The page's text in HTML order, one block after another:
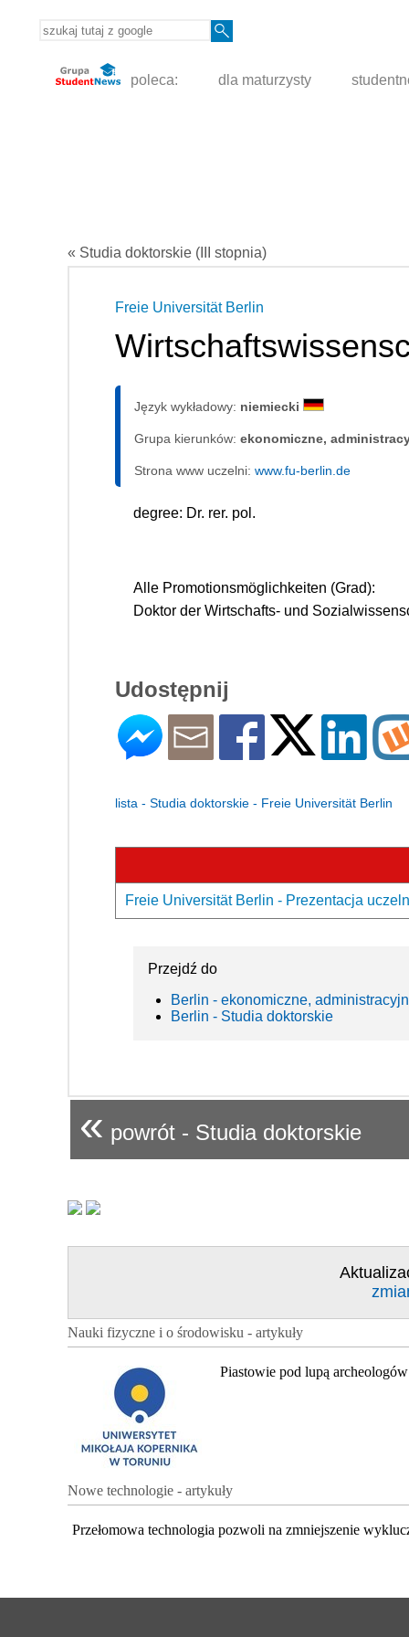
poleca: dla maturzysty
« Studia doktorskie (III stopnia)
Freie Universität Berlin
Język wykładowy: niemiecki
Grupa kierunków: ekonomiczne,
Strona www uczelni: www.fu-berlin.de
degree: Dr. rer. pol.
Alle Promotionsmöglichkeiten (Grad):
Doktor der Wirtschafts- und
Udostępnij
lista - Studia doktorskie - Freie Universität Berlin
Freie Universität Berlin - Prezentacja
Przejdź do
Berlin - ekonomiczne,
Berlin - Studia doktorskie
« powrót - Studia doktorskie
Nauki fizyczne i o środowisku - artykuły
Piastowie pod lupą archeologów
Nowe technologie - artykuły
Przełomowa technologia pozwoli na zmniejszenie